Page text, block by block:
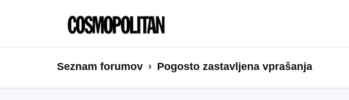
Seznam forumov Pogosto zastavljena vprašanja